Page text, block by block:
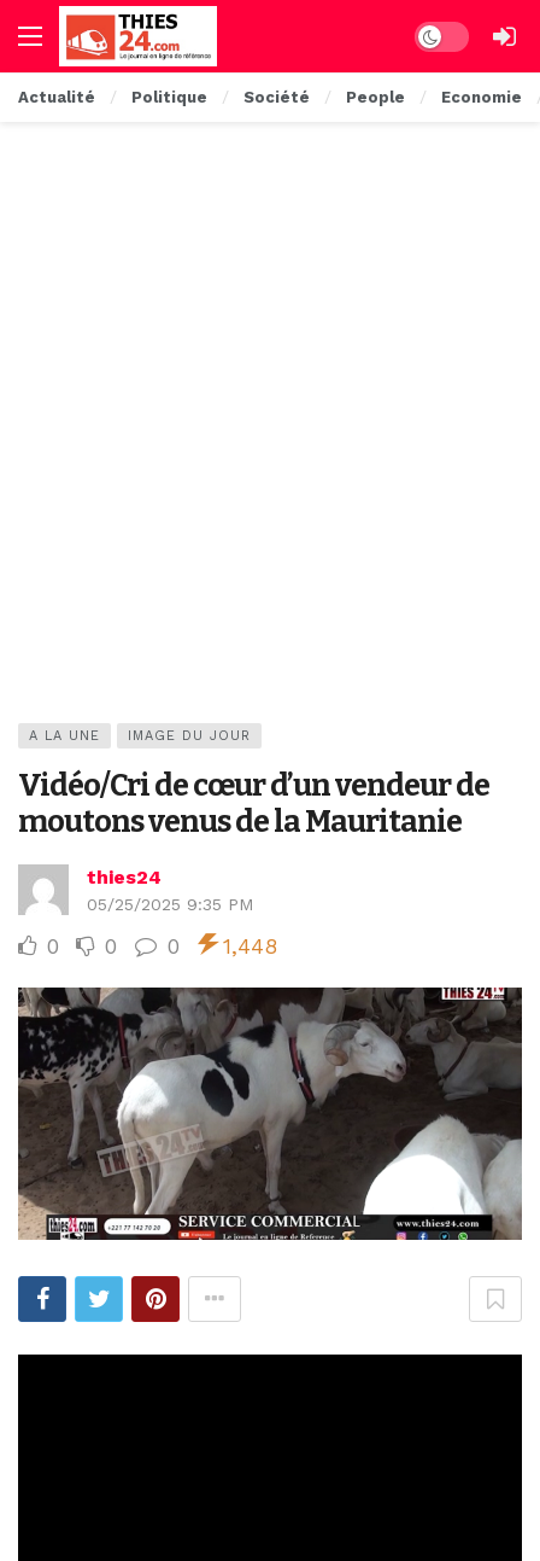
Dark mode
Actualité Politique Société People Economie
A LA UNE IMAGE DU JOUR
Vidéo/Cri de cœur d’un vendeur de
moutons venus de la Mauritanie
thies24
05/25/2025 9:35 PM
0 0 0 1,448